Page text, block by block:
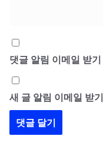
댓글 알림 이메일 받기
새 글 알림 이메일 받기